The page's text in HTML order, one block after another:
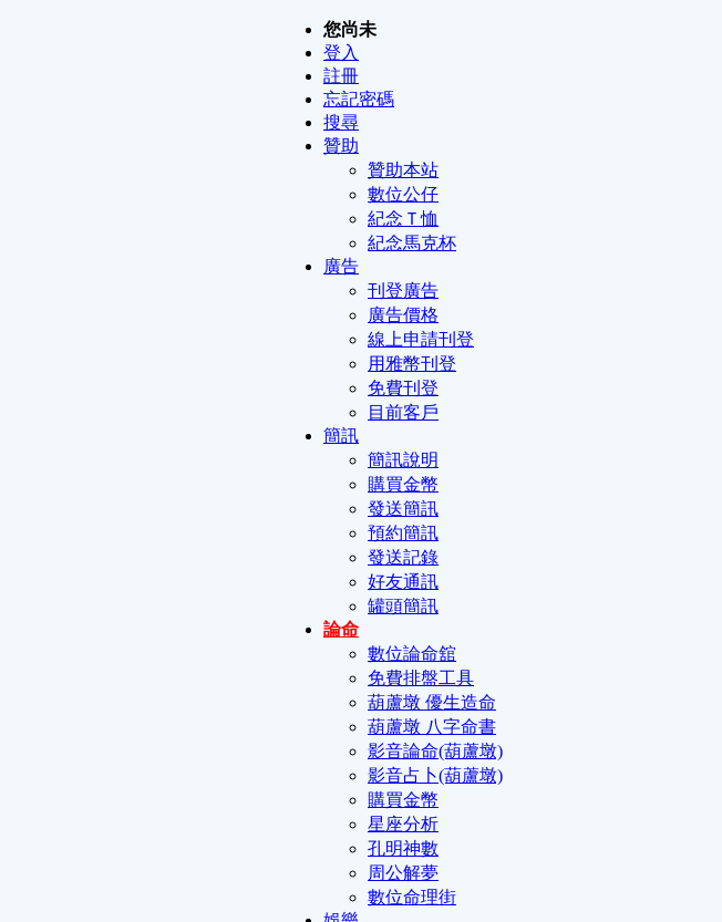
您尚未
登入
註冊
忘記密碼
搜尋
贊助
贊助本站
數位公仔
紀念Ｔ恤
紀念馬克杯
廣告
刊登廣告
廣告價格
線上申請刊登
用雅幣刊登
免費刊登
目前客戶
簡訊
簡訊說明
購買金幣
發送簡訊
預約簡訊
發送記錄
好友通訊
罐頭簡訊
論命
數位論命舘
免費排盤工具
葫蘆墩 優生造命
葫蘆墩 八字命書
影音論命(葫蘆墩)
影音占卜(葫蘆墩)
購買金幣
星座分析
孔明神數
周公解夢
數位命理街